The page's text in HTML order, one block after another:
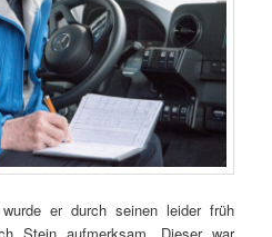
er durch seinen leider früh